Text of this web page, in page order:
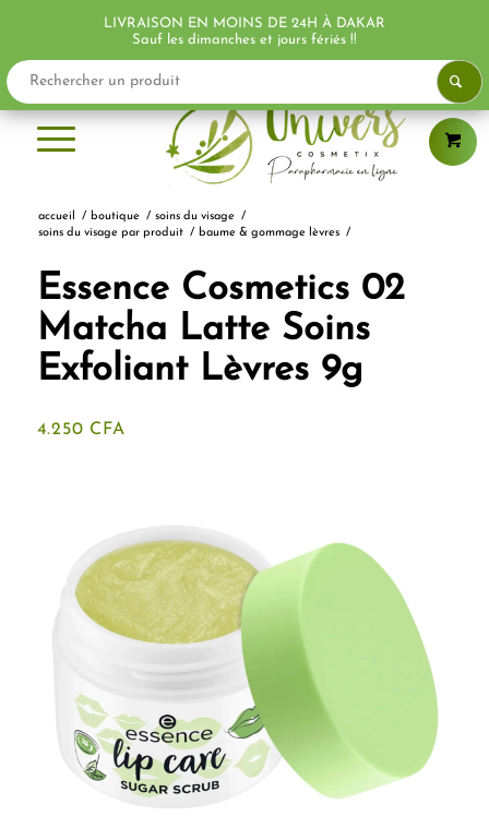
accueil / boutique / soins du visage
/
soins du visage par produit / baume & gommage lèvres /
Essence Cosmetics 02
Matcha Latte Soins
Exfoliant Lèvres 9g
4.250 CFA
LIVRAISON EN MOINS DE 24H À DAKAR
Sauf les dimanches et jours fériés !!